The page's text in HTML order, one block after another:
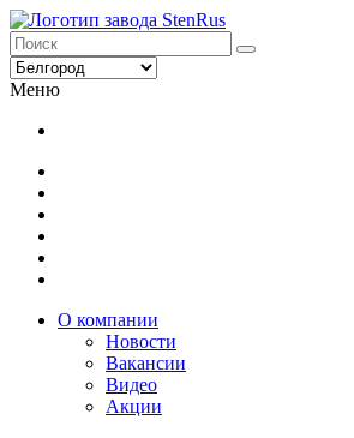
Меню
О компании
Новости
Вакансии
Видео
Акции